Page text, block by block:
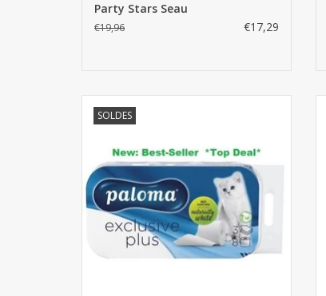
Party Stars Seau
€19,96 €17,29
SOLDES